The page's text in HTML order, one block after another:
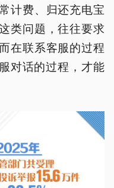
计费、归还充电宝
类问题，往往要求
在联系客服的过程
对话的过程，才能